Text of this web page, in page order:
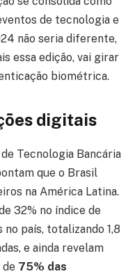
de tecnologia e
não seria diferente,
essa edição, vai girar
biométrica.
digitais
Tecnologia Bancária
que o Brasil
na América Latina.
32% no índice de
país, totalizando 1,8
e ainda revelam
75% das